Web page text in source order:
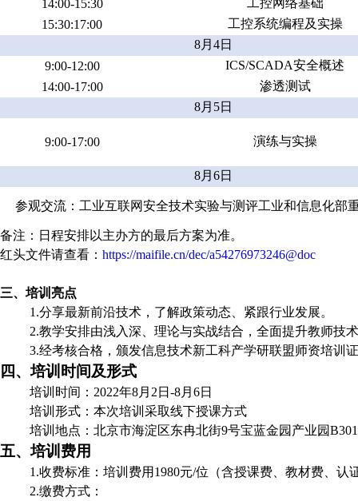
14:00-15:30
工控网络基础
15:30:17:00
工控系统编程及实操
8月4日
9:00-12:00
ICS/SCADA安全概述
14:00-17:00
渗透测试
8月5日
9:00-17:00 演练与实操
8月6日
参观交流：工业互联网安全技术实验与测评工业和信息化部
备注：日程安排以主办方的最后方案为准。
红头文件请查看： https://maifile.cn/dec/a54276973246@doc
三、 培训亮点
1.分享最新前沿技术，了解政策动态、紧跟行业发展。
2.教学安排由浅入深、理论与实战结合，全面提升教师技
3.经考核合格，颁发信息技术新工科产学研联盟师资培训
四、培训时间及形式
培训时间：2022年8月 2 日 -8月 6日
培训形式：本次培训采取线下授课方式
培训地点：北京市海淀区东冉北街9号宝蓝金园产业园B
五、培训费用
1.收费标准：培训费用1980元/位（含授课费、教材费、认
2.缴费方式：